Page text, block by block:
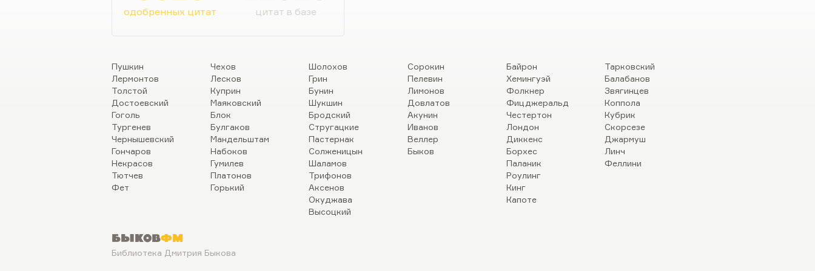
писателем? Потому что его романы при общности нескольких
мотивов и нескольких больных мыслей (больных потому, что
одобренных цитат цитат в базе
Пушкин
Лермонтов
Толстой
Достоевский
Гоголь
Тургенев
Чернышевский
Гончаров
Некрасов
Тютчев
Фет
Чехов
Лесков
Куприн
Маяковский
Блок
Булгаков
Мандельштам
Набоков
Гумилев
Платонов
Горький
Шолохов
Грин
Бунин
Шукшин
Бродский
Стругацкие
Пастернак
Солженицын
Шаламов
Трифонов
Аксенов
Окуджава
Высоцкий
Сорокин
Пелевин
Лимонов
Довлатов
Акунин
Иванов
Веллер
Быков
Байрон
Хемингуэй
Фолкнер
Фицджеральд
Честертон
Лондон
Диккенс
Борхес
Паланик
Роулинг
Кинг
Капоте
Тарковский
Балабанов
Звягинцев
Коппола
Кубрик
Скорсезе
Джармуш
Линч
Феллини
БыковФМ
Библиотека Дмитрия Быкова